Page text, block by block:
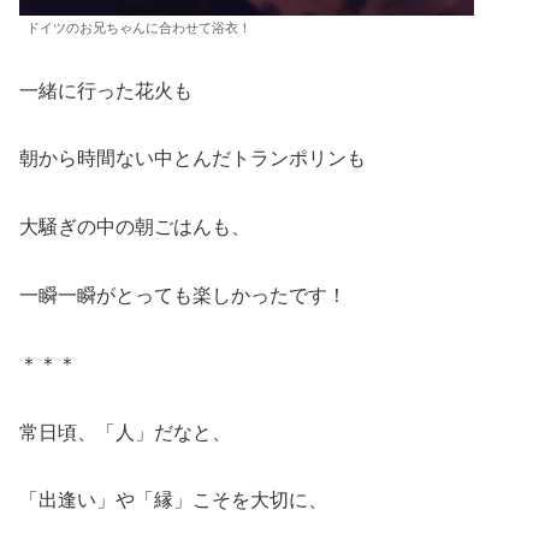
ドイツのお兄ちゃんに合わせて浴衣！
一緒に行った花火も
朝から時間ない中とんだトランポリンも
大騒ぎの中の朝ごはんも、
一瞬一瞬がとっても楽しかったです！
＊＊＊
常日頃、「人」だなと、
「出逢い」や「縁」こそを大切に、